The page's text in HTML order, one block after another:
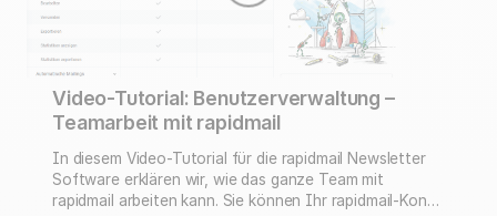
Video-Tutorial: Benutzerverwaltung –
Teamarbeit mit rapidmail
In diesem Video-Tutorial für die rapidmail Newsletter
Software erklären wir, wie das ganze Team mit
rapidmail arbeiten kann. Sie können Ihr rapidmail-Konto